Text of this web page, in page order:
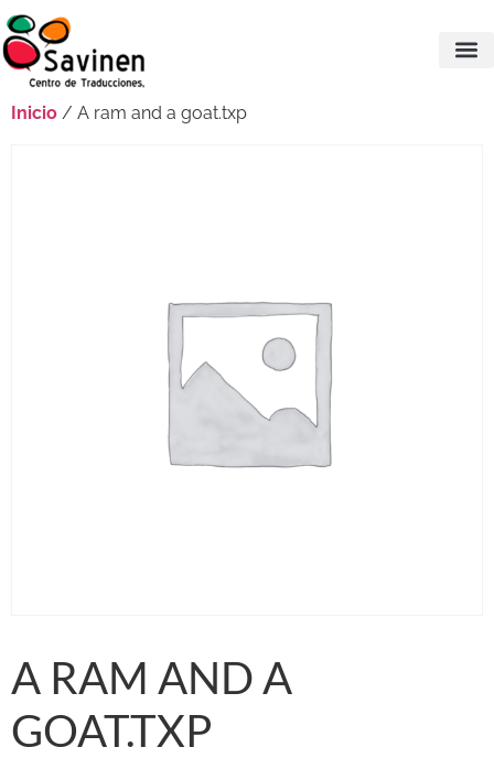
Inicio / A ram and a goat.txp
A RAM AND A
GOAT.TXP